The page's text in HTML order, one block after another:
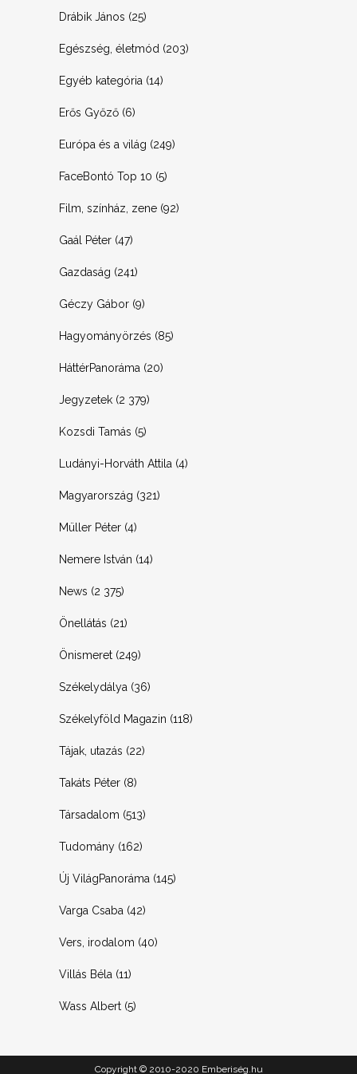
Drábik János (25)
Egészség, életmód (203)
Egyéb kategória (14)
Erős Győző (6)
Európa és a világ (249)
FaceBontó Top 10 (5)
Film, színház, zene (92)
Gaál Péter (47)
Gazdaság (241)
Géczy Gábor (9)
Hagyományörzés (85)
HáttérPanoráma (20)
Jegyzetek (2 379)
Kozsdi Tamás (5)
Ludányi-Horváth Attila (4)
Magyarország (321)
Müller Péter (4)
Nemere István (14)
News (2 375)
Önellátás (21)
Önismeret (249)
Székelydálya (36)
Székelyföld Magazin (118)
Tájak, utazás (22)
Takáts Péter (8)
Társadalom (513)
Tudomány (162)
Új VilágPanoráma (145)
Varga Csaba (42)
Vers, irodalom (40)
Villás Béla (11)
Wass Albert (5)
Copyright © 2010-2020 Emberiség.hu